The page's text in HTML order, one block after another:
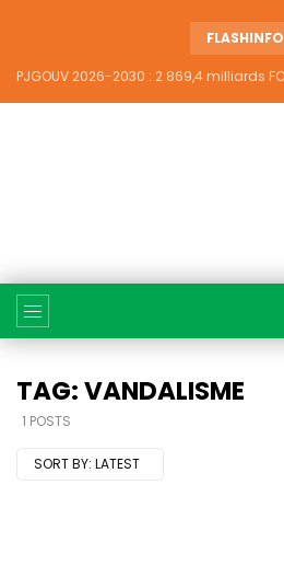
FLASHINFO
TAG: VANDALISME
1 POSTS
SORT BY: LATEST